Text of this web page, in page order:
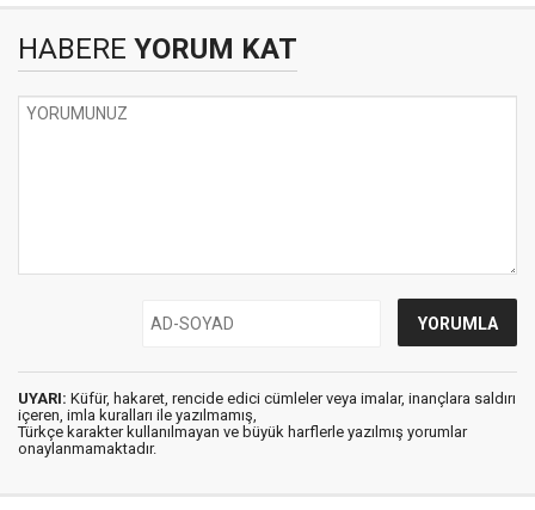
HABERE YORUM KAT
UYARI: Küfür, hakaret, rencide edici cümleler veya imalar, inançlara saldırı
içeren, imla kuralları ile yazılmamış,
Türkçe karakter kullanılmayan ve büyük harflerle yazılmış yorumlar
onaylanmamaktadır.